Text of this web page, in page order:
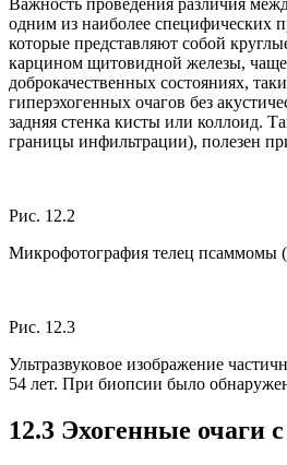
одним из наиболее специфических
которые представляют собой
карцином щитовидной железы, чаще
доброкачественных состояниях,
гиперэхогенных очагов без
задняя стенка кисты или коллоид.
границы инфильтрации), полезен
Рис. 12.2
Микрофотография телец псаммомы
Рис. 12.3
Ультразвуковое изображение
54 лет. При биопсии было
12.3 Эхогенные очаги